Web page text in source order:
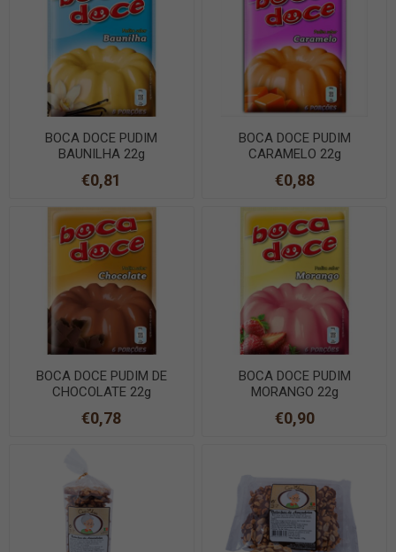
BOCA DOCE PUDIM
BAUNILHA 22g
€0,81
BOCA DOCE PUDIM
CARAMELO 22g
€0,88
BOCA DOCE PUDIM DE
CHOCOLATE 22g
€0,78
BOCA DOCE PUDIM
MORANGO 22g
€0,90